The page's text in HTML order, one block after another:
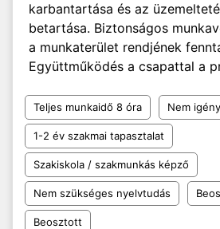
karbantartása és az
betartása. Biztonságos
a munkaterület rendjének
Együttműködés a csapattal a
Teljes munkaidő 8 óra Nem
1-2 év szakmai tapasztalat
Szakiskola / szakmunkás képző
Nem szükséges nyelvtudás
Beosztott